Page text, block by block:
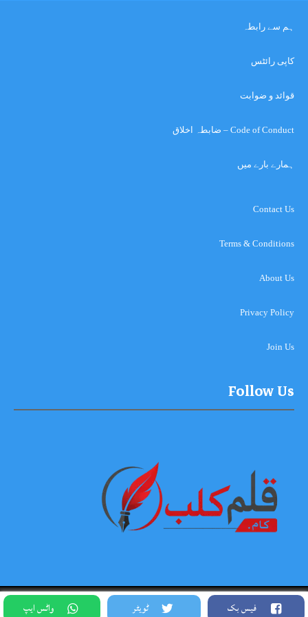
فیس بک ٹویٹر واٹس ایپ
ہم سے رابطہ
کاپی رائٹس
قوائد و ضوابت
Code of Conduct – ضابطہ اخلاق
ہمارے بارے میں
Contact Us
Terms & Conditions
About Us
Privacy Policy
Join Us
Follow Us
Copyright © 2026-2027, Qalam Club All Rights Reserved. Theme
Designed By Siddique Meo #03334456813